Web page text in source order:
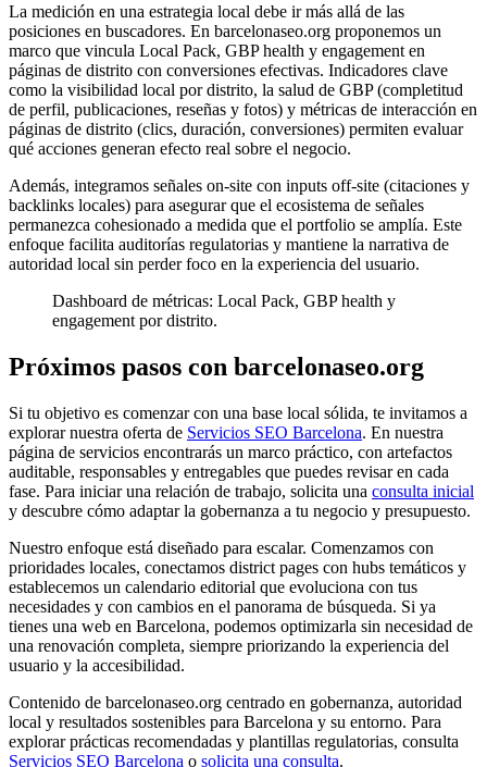
La medición en una estrategia local debe ir más allá de las
posiciones en buscadores. En barcelonaseo.org proponemos un
marco que vincula Local Pack, GBP health y engagement en
páginas de distrito con conversiones efectivas. Indicadores clave
como la visibilidad local por distrito, la salud de GBP (completitud
de perfil, publicaciones, reseñas y fotos) y métricas de interacción en
páginas de distrito (clics, duración, conversiones) permiten evaluar
qué acciones generan efecto real sobre el negocio.
Además, integramos señales on-site con inputs off-site (citaciones y
backlinks locales) para asegurar que el ecosistema de señales
permanezca cohesionado a medida que el portfolio se amplía. Este
enfoque facilita auditorías regulatorias y mantiene la narrativa de
autoridad local sin perder foco en la experiencia del usuario.
Dashboard de métricas: Local Pack, GBP health y
engagement por distrito.
Próximos pasos con barcelonaseo.org
Si tu objetivo es comenzar con una base local sólida, te invitamos a
explorar nuestra oferta de Servicios SEO Barcelona. En nuestra
página de servicios encontrarás un marco práctico, con artefactos
auditable, responsables y entregables que puedes revisar en cada
fase. Para iniciar una relación de trabajo, solicita una consulta inicial
y descubre cómo adaptar la gobernanza a tu negocio y presupuesto.
Nuestro enfoque está diseñado para escalar. Comenzamos con
prioridades locales, conectamos district pages con hubs temáticos y
establecemos un calendario editorial que evoluciona con tus
necesidades y con cambios en el panorama de búsqueda. Si ya
tienes una web en Barcelona, podemos optimizarla sin necesidad de
una renovación completa, siempre priorizando la experiencia del
usuario y la accesibilidad.
Contenido de barcelonaseo.org centrado en gobernanza, autoridad
local y resultados sostenibles para Barcelona y su entorno. Para
explorar prácticas recomendadas y plantillas regulatorias, consulta
Servicios SEO Barcelona o solicita una consulta.